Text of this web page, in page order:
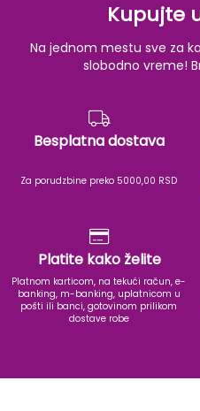
Kupujte
Na jednom mestu sve za
slobodno vreme!
Besplatna dostava
Za porudzbine preko 5000,00 RSD
Platite kako želite
Platnom karticom, na tekući račun, e-
banking, m-banking, uplatnicom u
pošti ili banci, gotovinom prilikom
dostave robe